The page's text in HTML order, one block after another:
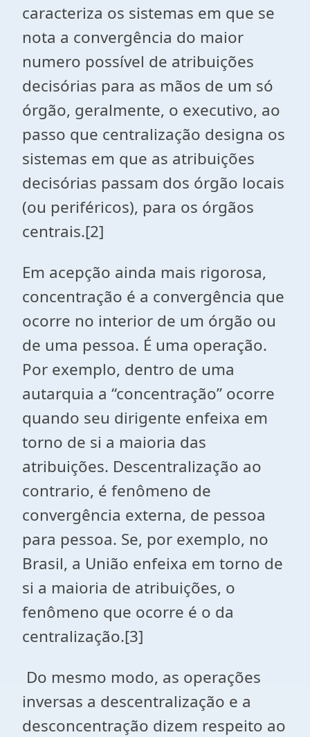
caracteriza os sistemas em que se
nota a convergência do maior
numero possível de atribuições
decisórias para as mãos de um só
órgão, geralmente, o executivo, ao
passo que centralização designa os
sistemas em que as atribuições
decisórias passam dos órgão locais
(ou periféricos), para os órgãos
centrais.[2]
Em acepção ainda mais rigorosa,
concentração é a convergência que
ocorre no interior de um órgão ou
de uma pessoa. É uma operação.
Por exemplo, dentro de uma
autarquia a “concentração” ocorre
quando seu dirigente enfeixa em
torno de si a maioria das
atribuições. Descentralização ao
contrario, é fenômeno de
convergência externa, de pessoa
para pessoa. Se, por exemplo, no
Brasil, a União enfeixa em torno de
si a maioria de atribuições, o
fenômeno que ocorre é o da
centralização.[3]
Do mesmo modo, as operações
inversas a descentralização e a
desconcentração dizem respeito ao